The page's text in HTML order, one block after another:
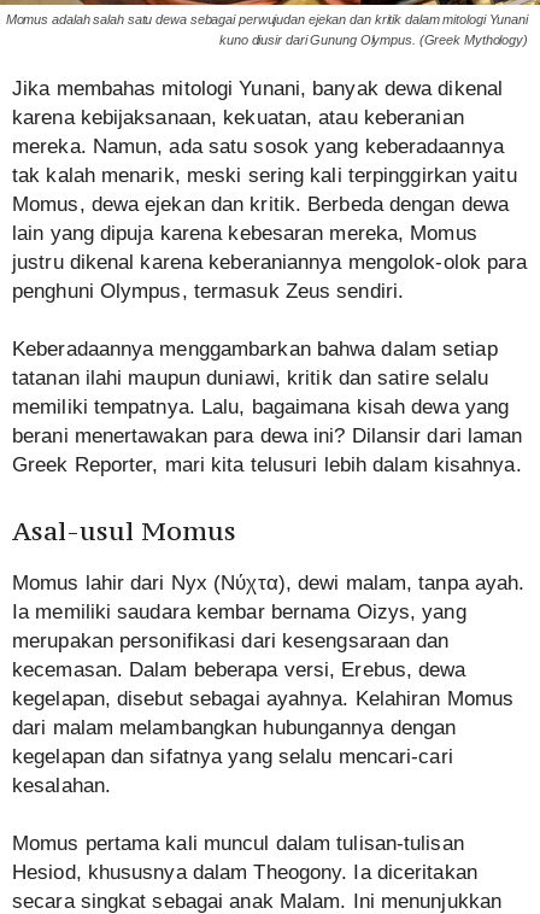
Momus adalah salah satu dewa sebagai perwujudan ejekan dan kritik dalam mitologi Yunani
kuno diusir dari Gunung Olympus. (Greek Mythology)
Jika membahas mitologi Yunani, banyak dewa dikenal
karena kebijaksanaan, kekuatan, atau keberanian
mereka. Namun, ada satu sosok yang keberadaannya
tak kalah menarik, meski sering kali terpinggirkan yaitu
Momus, dewa ejekan dan kritik. Berbeda dengan dewa
lain yang dipuja karena kebesaran mereka, Momus
justru dikenal karena keberaniannya mengolok-olok para
penghuni Olympus, termasuk Zeus sendiri.
Keberadaannya menggambarkan bahwa dalam setiap
tatanan ilahi maupun duniawi, kritik dan satire selalu
memiliki tempatnya. Lalu, bagaimana kisah dewa yang
berani menertawakan para dewa ini? Dilansir dari laman
Greek Reporter, mari kita telusuri lebih dalam kisahnya.
Asal-usul Momus
Momus lahir dari Nyx (Νύχτα), dewi malam, tanpa ayah.
Ia memiliki saudara kembar bernama Oizys, yang
merupakan personifikasi dari kesengsaraan dan
kecemasan. Dalam beberapa versi, Erebus, dewa
kegelapan, disebut sebagai ayahnya. Kelahiran Momus
dari malam melambangkan hubungannya dengan
kegelapan dan sifatnya yang selalu mencari-cari
kesalahan.
Momus pertama kali muncul dalam tulisan-tulisan
Hesiod, khususnya dalam Theogony. Ia diceritakan
secara singkat sebagai anak Malam. Ini menunjukkan